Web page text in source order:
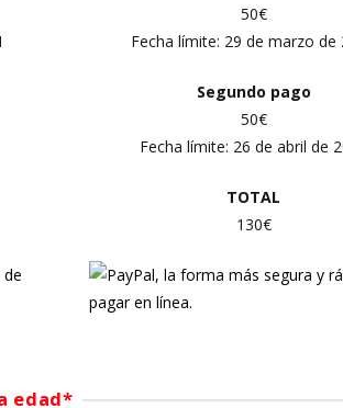
50€
Fecha límite: 29 de marzo de
Segundo pago
50€
Fecha límite: 26 de abril de
TOTAL
130€
edad*